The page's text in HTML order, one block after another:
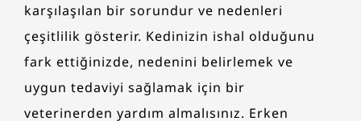
karşılaşılan bir sorundur ve nedenleri
çeşitlilik gösterir. Kedinizin ishal olduğunu
fark ettiğinizde, nedenini belirlemek ve
uygun tedaviyi sağlamak için bir
veterinerden yardım almalısınız. Erken